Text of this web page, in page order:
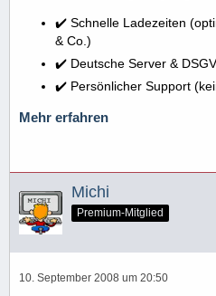
✔️ Schnelle Ladezeiten
& Co.)
✔️ Deutsche Server &
✔️ Persönlicher Support
Mehr erfahren
Michi
Premium-Mitglied
10. September 2008 um 20:50